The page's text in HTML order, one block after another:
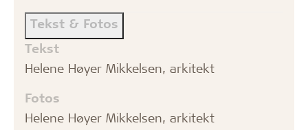
Tekst & Fotos
Tekst
Helene Høyer Mikkelsen, arkitekt
Fotos
Helene Høyer Mikkelsen, arkitekt